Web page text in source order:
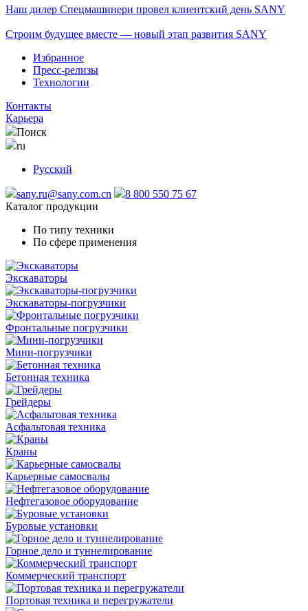
Наш дилер Спецмашинери провел клиентский день SANY
Строим будущее вместе — новый этап развития SANY
Избранное
Пресс-релизы
Технологии
Контакты
Карьера
Поиск
ru
Русский
sany.ru@sany.com.cn
8 800 550 75 67
Каталог продукции
По типу техники
По сфере применения
Экскаваторы
Экскаваторы-погрузчики
Фронтальные погрузчики
Мини-погрузчики
Бетонная техника
Грейдеры
Асфальтовая техника
Краны
Карьерные самосвалы
Нефтегазовое оборудование
Буровые установки
Горное дело и туннелирование
Коммерческий транспорт
Портовая техника и перегружатели